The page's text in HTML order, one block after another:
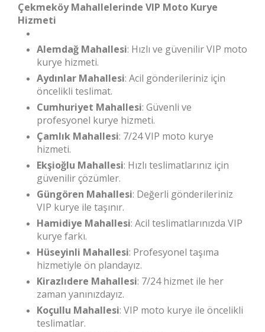
Çekmeköy Mahallelerinde VIP Moto Kurye
Hizmeti
Alemdağ Mahallesi: Hızlı ve güvenilir VIP moto
kurye hizmeti.
Aydınlar Mahallesi: Acil gönderileriniz için
öncelikli teslimat.
Cumhuriyet Mahallesi: Güvenli ve
profesyonel kurye hizmeti.
Çamlık Mahallesi: 7/24 VIP moto kurye
hizmeti.
Ekşioğlu Mahallesi: Hızlı teslimatlarınız için
güvenilir çözümler.
Güngören Mahallesi: Değerli gönderileriniz
VIP kurye ile taşınır.
Hamidiye Mahallesi: Acil teslimatlarınızda VIP
kurye farkı.
Hüseyinli Mahallesi: Profesyonel taşıma
hizmetiyle ön plandayız.
Kirazlıdere Mahallesi: 7/24 hizmet ile her
zaman yanınızdayız.
Koçullu Mahallesi: VIP moto kurye ile öncelikli
teslimatlar.